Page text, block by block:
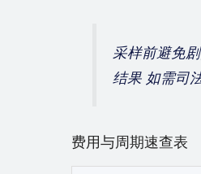
采样前避免
结果 如需司
费用与周期速查表